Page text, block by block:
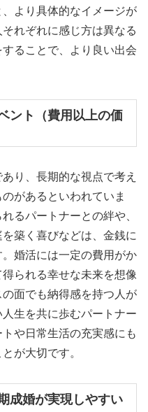
より具体的なイメージが
れぞれに感じ方は異なる
ることで、より良い出会
ント（費用以上の価
り、長期的な視点で考え
があるといわれていま
るパートナーとの絆や、
築く喜びなどは、金銭に
婚活には一定の費用がか
られる幸せな未来を想像
面でも納得感を持つ人が
生を共に歩むパートナー
や日常生活の充実感にも
が大切です。
成婚が実現しやすい